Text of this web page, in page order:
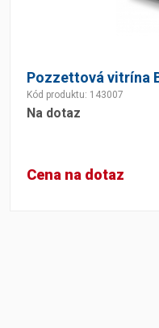
Pozzettová vitrína
Kód produktu: 143007
Na dotaz
Cena na dotaz